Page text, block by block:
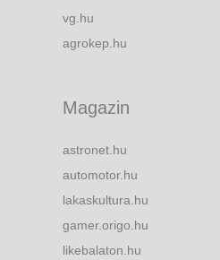
vg.hu
agrokep.hu
Magazin
astronet.hu
automotor.hu
lakaskultura.hu
gamer.origo.hu
likebalaton.hu